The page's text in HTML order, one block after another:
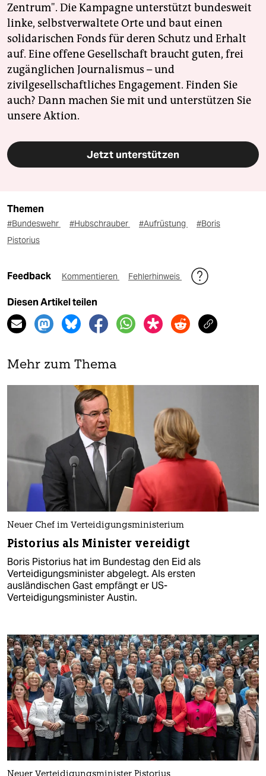
Zentrum". Die Kampagne unterstützt bundesweit
linke, selbstverwaltete Orte und baut einen
solidarischen Fonds für deren Schutz und Erhalt
auf. Eine offene Gesellschaft braucht guten, frei
zugänglichen Journalismus – und
zivilgesellschaftliches Engagement. Finden Sie
auch? Dann machen Sie mit und unterstützen Sie
unsere Aktion.
Jetzt unterstützen
Themen
#Bundeswehr #Hubschrauber #Aufrüstung
#Boris
Pistorius
Feedback Kommentieren Fehlerhinweis
Diesen Artikel teilen
Mehr zum Thema
Neuer Chef im Verteidigungsministerium
Pistorius als Minister vereidigt
Boris Pistorius hat im Bundestag den Eid als
Verteidigungsminister abgelegt. Als ersten
ausländischen Gast empfängt er US-
Verteidigungsminister Austin.